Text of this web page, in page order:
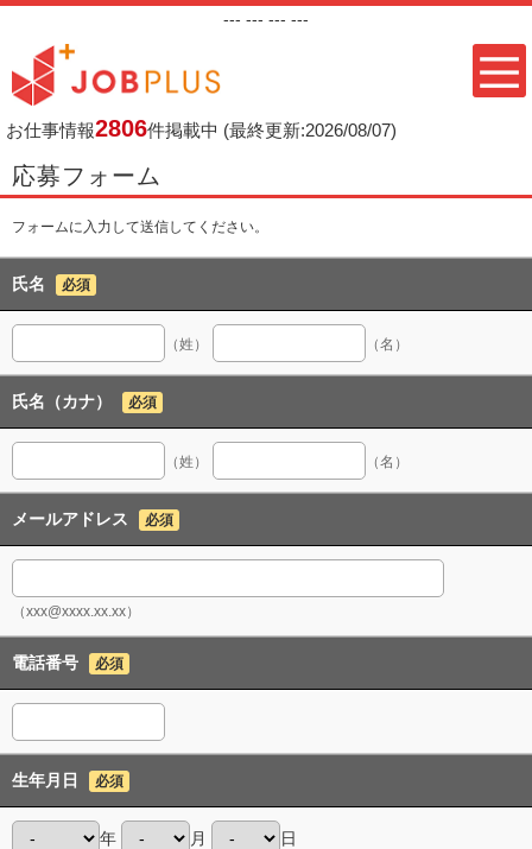
--- --- --- ---
お仕事情報2806件掲載中 (最終更新:2026/08/07)
応募フォーム
フォームに入力して送信してください。
氏名 必須
（姓） （名）
氏名（カナ） 必須
（姓） （名）
メールアドレス 必須
（xxx@xxxx.xx.xx）
電話番号 必須
生年月日 必須
年 月 日